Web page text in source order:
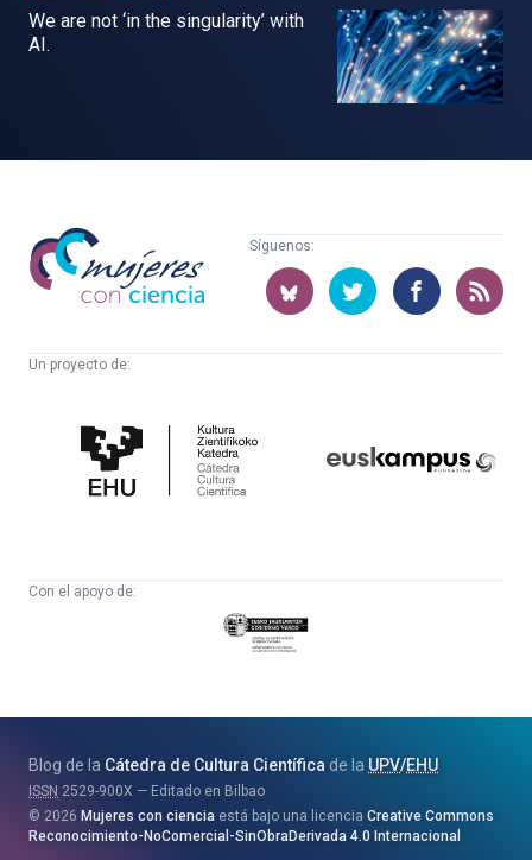
We are not ‘in the singularity’ with
AI.
Mujeres
con
ciencia
Síguenos:
Un proyecto de:
Cultura
Científica
Con el apoyo de:
Eusko
Jaurlaritza
eta
Berrikuntza
Saila
Blog de la Cátedra de Cultura Científica de la UPV/EHU
ISSN 2529-900X
Editado en Bilbao
2026 Mujeres con ciencia está bajo una licencia Creative Commons
Reconocimiento-NoComercial-SinObraDerivada 4.0 Internacional